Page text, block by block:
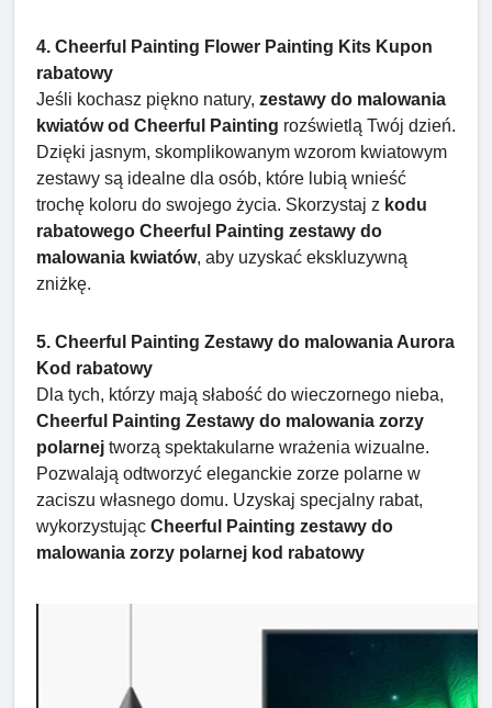
4. Cheerful Painting Flower Painting Kits Kupon
rabatowy
Jeśli kochasz piękno natury, zestawy do malowania
kwiatów od Cheerful Painting rozświetlą Twój dzień.
Dzięki jasnym, skomplikowanym wzorom kwiatowym
zestawy są idealne dla osób, które lubią wnieść
trochę koloru do swojego życia. Skorzystaj z kodu
rabatowego Cheerful Painting zestawy do
malowania kwiatów, aby uzyskać ekskluzywną
zniżkę.
5. Cheerful Painting Zestawy do malowania Aurora
Kod rabatowy
Dla tych, którzy mają słabość do wieczornego nieba,
Cheerful Painting Zestawy do malowania zorzy
polarnej tworzą spektakularne wrażenia wizualne.
Pozwalają odtworzyć eleganckie zorze polarne w
zaciszu własnego domu. Uzyskaj specjalny rabat,
wykorzystując Cheerful Painting zestawy do
malowania zorzy polarnej kod rabatowy